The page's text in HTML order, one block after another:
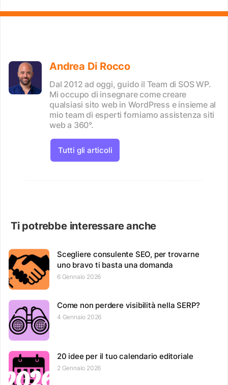
Andrea Di Rocco
Dal 2012 ad oggi, guido il Team di SOS WP.
Mi occupo di insegnare come creare
qualsiasi sito web in WordPress e insieme al
mio team di esperti forniamo assistenza siti
web a 360°.
Tutti gli articoli
Ti potrebbe interessare anche
Scegliere consulente SEO, per trovarne
uno bravo ti basta una domanda
6 Gennaio 2026
Come non perdere visibilità nella SERP?
4 Gennaio 2026
20 idee per il tuo calendario editoriale
2 Gennaio 2026